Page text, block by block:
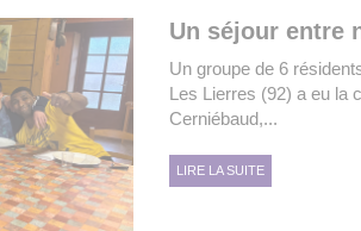
Un séjour entre
Un groupe de 6
Les Lierres (92) a eu la
Cerniébaud,...
LIRE LA SUITE